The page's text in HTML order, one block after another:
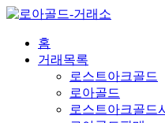
홈
거래목록
로스트아크골드
로아골드
로스트아크골드